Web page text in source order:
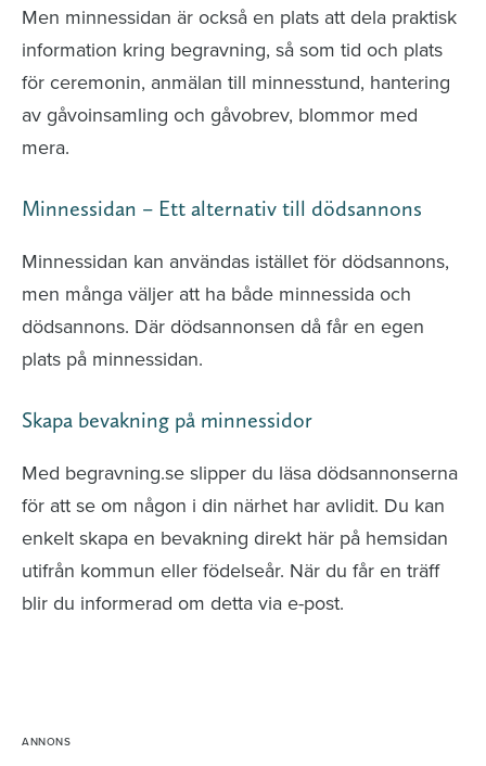
Men minnessidan är också en plats att dela praktisk
information kring begravning, så som tid och plats
för ceremonin, anmälan till minnesstund, hantering
av gåvoinsamling och gåvobrev, blommor med
mera.
Minnessidan – Ett alternativ till dödsannons
Minnessidan kan användas istället för dödsannons,
men många väljer att ha både minnessida och
dödsannons. Där dödsannonsen då får en egen
plats på minnessidan.
Skapa bevakning på minnessidor
Med begravning.se slipper du läsa dödsannonserna
för att se om någon i din närhet har avlidit. Du kan
enkelt skapa en bevakning direkt här på hemsidan
utifrån kommun eller födelseår. När du får en träff
blir du informerad om detta via e-post.